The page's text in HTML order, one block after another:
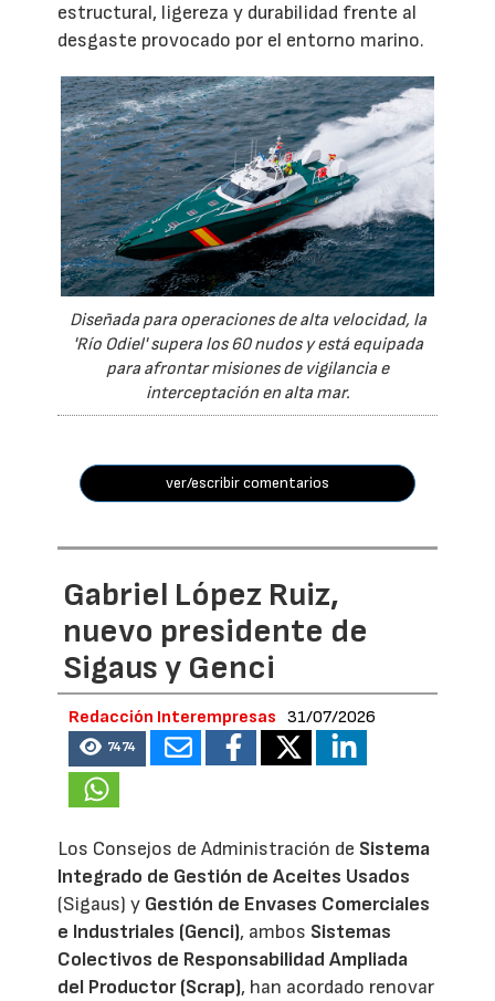
estructural, ligereza y durabilidad frente al
desgaste provocado por el entorno marino.
Diseñada para operaciones de alta velocidad, la
'Río Odiel' supera los 60 nudos y está equipada
para afrontar misiones de vigilancia e
interceptación en alta mar.
ver/escribir comentarios
Gabriel López Ruiz,
nuevo presidente de
Sigaus y Genci
Redacción Interempresas 31/07/2026
7474
Los Consejos de Administración de Sistema
Integrado de Gestión de Aceites Usados
(Sigaus) y Gestión de Envases Comerciales
e Industriales (Genci), ambos Sistemas
Colectivos de Responsabilidad Ampliada
del Productor (Scrap), han acordado renovar